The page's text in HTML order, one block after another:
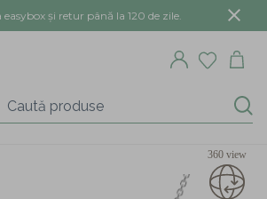
easybox și retur până la 120 de zile.
360 view